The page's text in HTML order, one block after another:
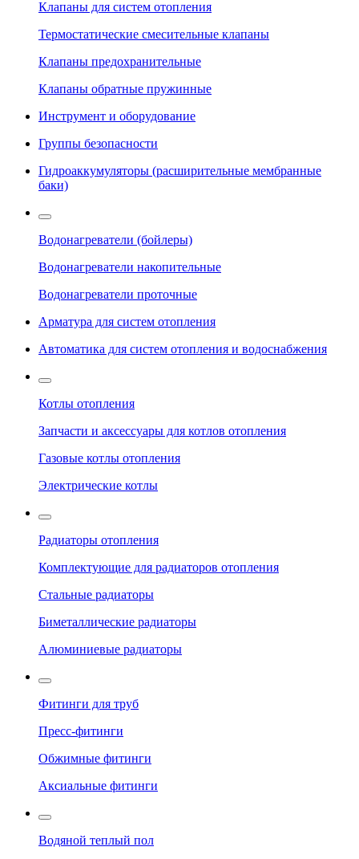
Клапаны для систем отопления
Термостатические смесительные клапаны
Клапаны предохранительные
Клапаны обратные пружинные
Инструмент и оборудование
Группы безопасности
Гидроаккумуляторы (расширительные мембранные
баки)
Водонагреватели (бойлеры)
Водонагреватели накопительные
Водонагреватели проточные
Арматура для систем отопления
Автоматика для систем отопления и водоснабжения
Котлы отопления
Запчасти и аксессуары для котлов отопления
Газовые котлы отопления
Электрические котлы
Радиаторы отопления
Комплектующие для радиаторов отопления
Стальные радиаторы
Биметаллические радиаторы
Алюминиевые радиаторы
Фитинги для труб
Пресс-фитинги
Обжимные фитинги
Аксиальные фитинги
Водяной теплый пол